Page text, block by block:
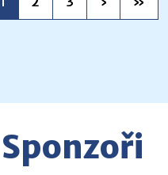
Sponzoři